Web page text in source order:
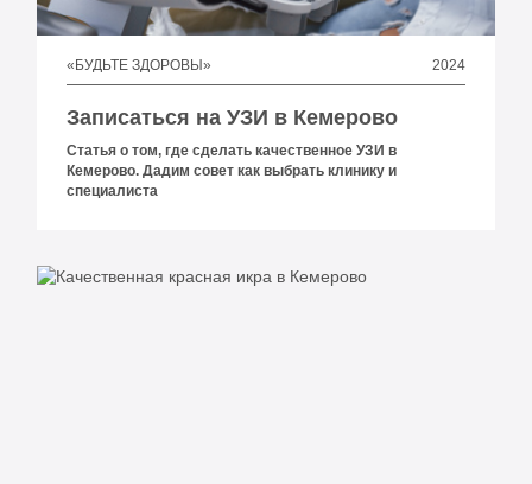
«БУДЬТЕ ЗДОРОВЫ» 2024
Записаться на УЗИ в Кемерово
Статья о том, где сделать качественное УЗИ в
Кемерово. Дадим совет как выбрать клинику и
специалиста